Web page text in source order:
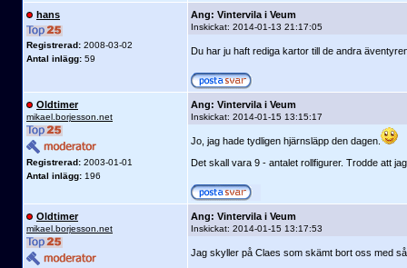
hans
Registrerad: 2008-03-02
Antal inlägg: 59
Ang: Vintervila i Veum
Inskickat: 2014-01-13 21:17:05
Du har ju haft rediga kartor till de andra
Oldtimer
mikael.borjesson.net
Registrerad: 2003-01-01
Antal inlägg: 196
Ang: Vintervila i Veum
Inskickat: 2014-01-15 13:15:17
Jo, jag hade tydligen hjärnsläpp den dagen.
Det skall vara 9 - antalet rollfigurer. Trodde att
Oldtimer
mikael.borjesson.net
Ang: Vintervila i Veum
Inskickat: 2014-01-15 13:17:53
Jag skyller på Claes som skämt bort oss med